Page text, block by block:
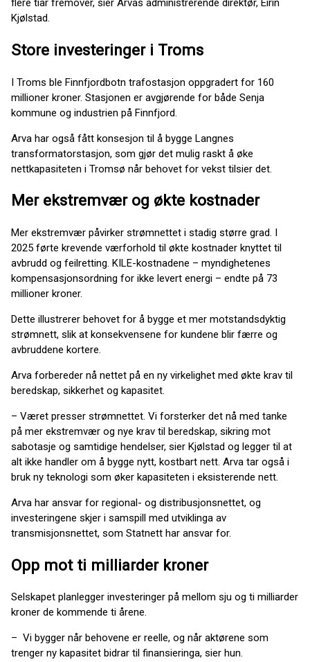
flere tiår fremover, sier Arvas administrerende direktør, Eirin
Kjølstad.
Store investeringer i Troms
I Troms ble Finnfjordbotn trafostasjon oppgradert for 160
millioner kroner. Stasjonen er avgjørende for både Senja
kommune og industrien på Finnfjord.
Arva har også fått konsesjon til å bygge Langnes
transformatorstasjon, som gjør det mulig raskt å øke
nettkapasiteten i Tromsø når behovet for vekst tilsier det.
Mer ekstremvær og økte kostnader
Mer ekstremvær påvirker strømnettet i stadig større grad. I
2025 førte krevende værforhold til økte kostnader knyttet til
avbrudd og feilretting. KILE-kostnadene – myndighetenes
kompensasjonsordning for ikke levert energi – endte på 73
millioner kroner.
Dette illustrerer behovet for å bygge et mer motstandsdyktig
strømnett, slik at konsekvensene for kundene blir færre og
avbruddene kortere.
Arva forbereder nå nettet på en ny virkelighet med økte krav til
beredskap, sikkerhet og kapasitet.
– Været presser strømnettet. Vi forsterker det nå med tanke
på mer ekstremvær og nye krav til beredskap, sikring mot
sabotasje og samtidige hendelser, sier Kjølstad og legger til at
alt ikke handler om å bygge nytt, kostbart nett. Arva tar også i
bruk ny teknologi som øker kapasiteten i eksisterende nett.
Arva har ansvar for regional- og distribusjonsnettet, og
investeringene skjer i samspill med utviklinga av
transmisjonsnettet, som Statnett har ansvar for.
Opp mot ti milliarder kroner
Selskapet planlegger investeringer på mellom sju og ti milliarder
kroner de kommende ti årene.
– Vi bygger når behovene er reelle, og når aktørene som
trenger ny kapasitet bidrar til finansieringa, sier hun.